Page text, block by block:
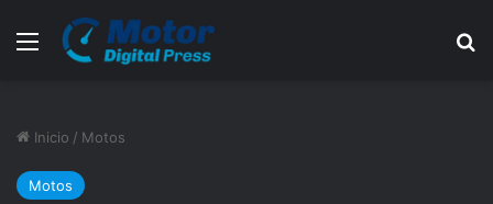
Menú
Inicio / Motos
Motos